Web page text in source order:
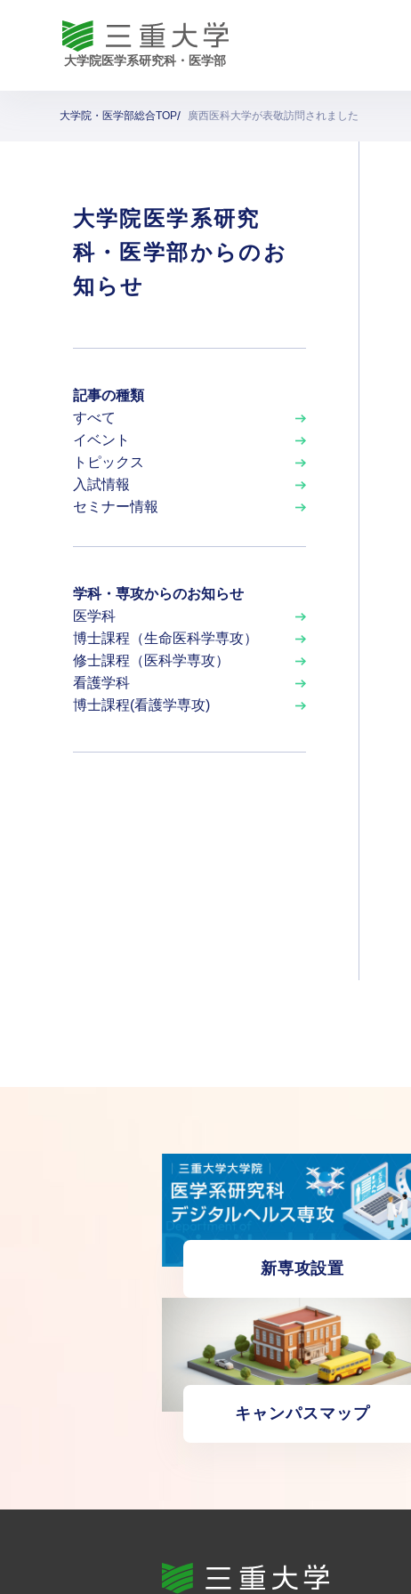
大学院・医学部総合TOP 廣西医科大学が表敬訪問されました
大学院医学系研究
科・医学部からのお
知らせ
記事の種類
すべて
イベント
トピックス
入試情報
セミナー情報
学科・専攻からのお知らせ
医学科
博士課程（生命医科学専攻）
修士課程（医科学専攻）
看護学科
博士課程(看護学専攻)
新専攻設置
キャンパスマップ